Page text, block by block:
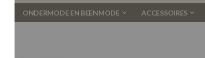
ONDERMODE EN BEENMODE ACCESSOIRES